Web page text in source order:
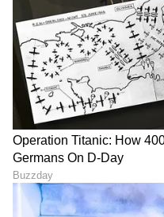
ಯೋಗೇಶ್ ಗೌಡ ಕೊಲೆ ಪ್ರಕರಣ:
ಬೇಲ್ ಸಿಕ್ಕ ಜೋಶ್, ಧಾರವಾಡದ
ಗಡಿ ದಾಟಲು ವಿನಯ್ ಕುಲಕರ್ಣಿ
ಹೊಸ ಅಸ್ತ್ರ!